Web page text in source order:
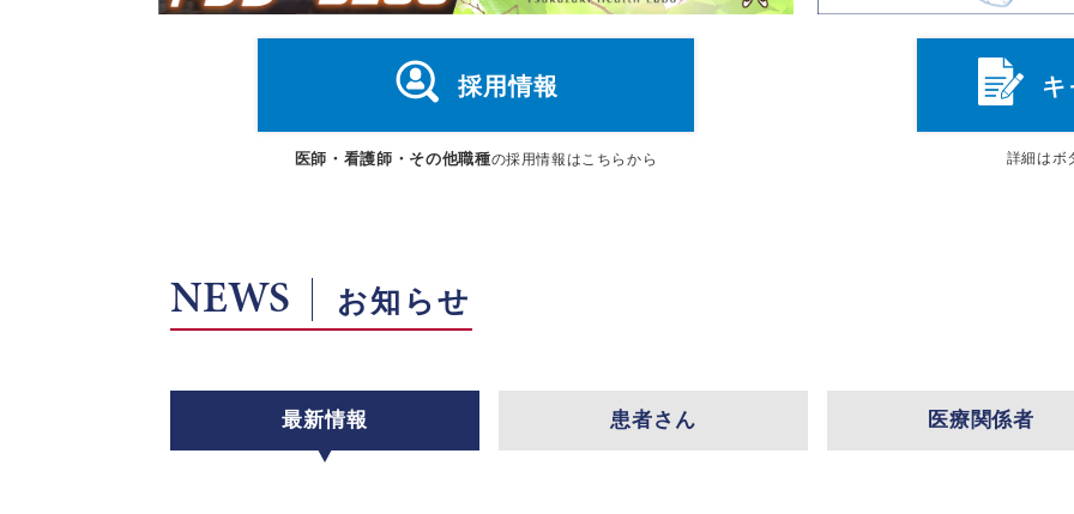
採用情報
医師・看護師・その他職種の採用情報はこちらから
キ
詳細はボ
NEWS お知らせ
最新情報 患者さん 医療関係者